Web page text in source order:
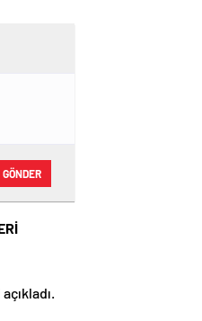
GÖNDER